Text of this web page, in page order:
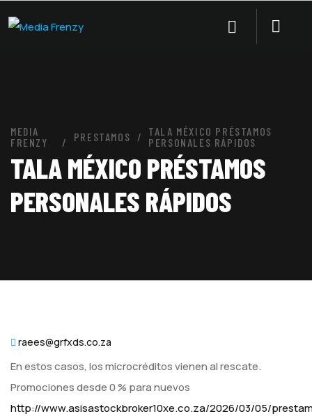
MEDIA
FRENZY
PRESTAMOS
TALA MÉXICO PRÉSTAMOS
PERSONALES RÁPIDOS
TALA MÉXICO PRÉSTAMOS
PERSONALES RÁPIDOS
raees@grfxds.co.za
En estos casos, los microcréditos vienen al rescate.
Promociones desde 0 % para nuevos
http://www.asisastockbroker10xe.co.za/2026/03/05/